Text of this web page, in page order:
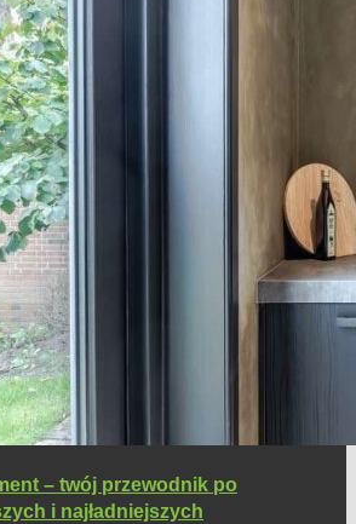
– twój przewodnik po
i najładniejszych